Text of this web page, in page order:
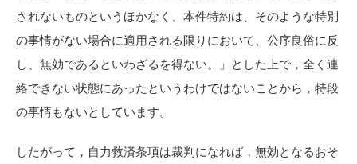
されないものというほかなく、本件特約は、そのような特別
の事情がない場合に適用される限りにおいて、公序良俗に反
し、無効であるといわざるを得ない。」とした上で，全く連
絡できない状態にあったというわけではないことから，特段
の事情もないとしています。
したがって，自力救済条項は裁判になれば，無効となるおそ